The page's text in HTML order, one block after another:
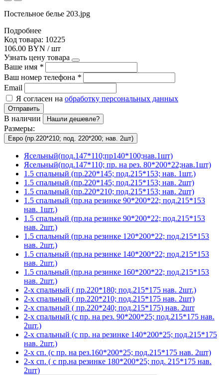
Постельное белье 203.jpg
Подробнее
Код товара: 10225
106.00 BYN / шт
Узнать цену товара
Ваше имя *
Ваш номер телефона *
Email
Я согласен на обработку персональных данных
Отправить
В наличии Нашли дешевле?
Размеры:
Евро (пр.220*210; под. 220*200; нав. 2шт)
Ясельный(под.147*110;пр140*100;нав.1шт)
Ясельный(под.147*110; пр. на рез. 80*200*22;нав.1шт)
1.5 спальный (пр.220*145; под.215*153; нав. 1шт.)
1.5 спальный (пр.220*145; под.215*153; нав. 2шт)
1.5 спальный (пр.220*210; под.215*153; нав. 2шт)
1.5 спальный (пр.на резинке 90*200*22; под.215*153
нав. 1шт.)
1.5 спальный (пр.на резинке 90*200*22; под.215*153
нав. 2шт.)
1.5 спальный (пр.на резинке 120*200*22; под.215*153
нав. 2шт.)
1.5 спальный (пр.на резинке 140*200*22; под.215*153
нав. 2шт.)
1.5 спальный (пр.на резинке 160*200*22; под.215*153
нав. 2шт.)
2-х спальный ( пр.220*180; под.215*175 нав. 2шт.)
2-х спальный ( пр.220*210; под.215*175 нав. 2шт)
2-х спальный ( пр.220*240; под.215*175) нав. 2шт
2-х спальный (с пр. на рез. 90*200*25; под.215*175 нав.
2шт.)
2-х спальный (с пр. на резинке 140*200*25; под.215*175
нав. 2шт.)
2-х сп. (с пр. на рез.160*200*25; под.215*175 нав. 2шт)
2-х сп. ( с пр.на резинке 180*200*25; под. 215*175 нав.
2шт)